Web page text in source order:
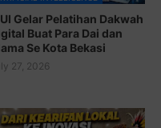
Gelar Pelatihan Dakwah
Buat Para Dai dan
Se Kota Bekasi
27, 2026